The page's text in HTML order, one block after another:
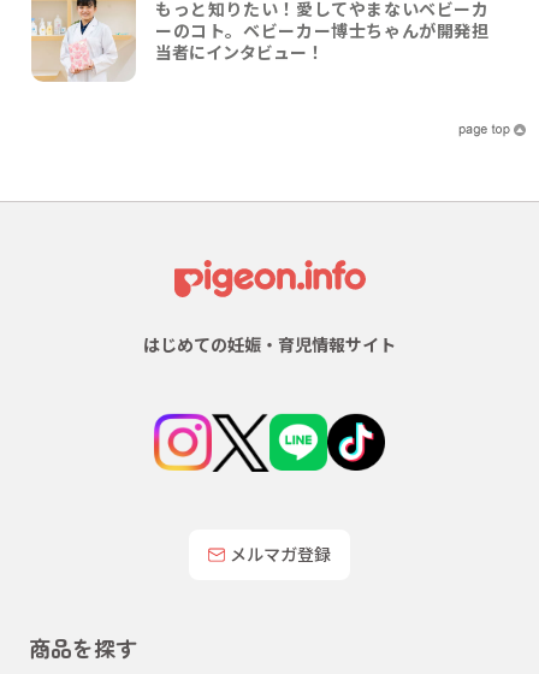
もっと知りたい！愛してやまないベビーカ
ーのコト。ベビーカー博士ちゃんが開発担
当者にインタビュー！
はじめての妊娠・育児情報サイト
メルマガ登録
商品を探す